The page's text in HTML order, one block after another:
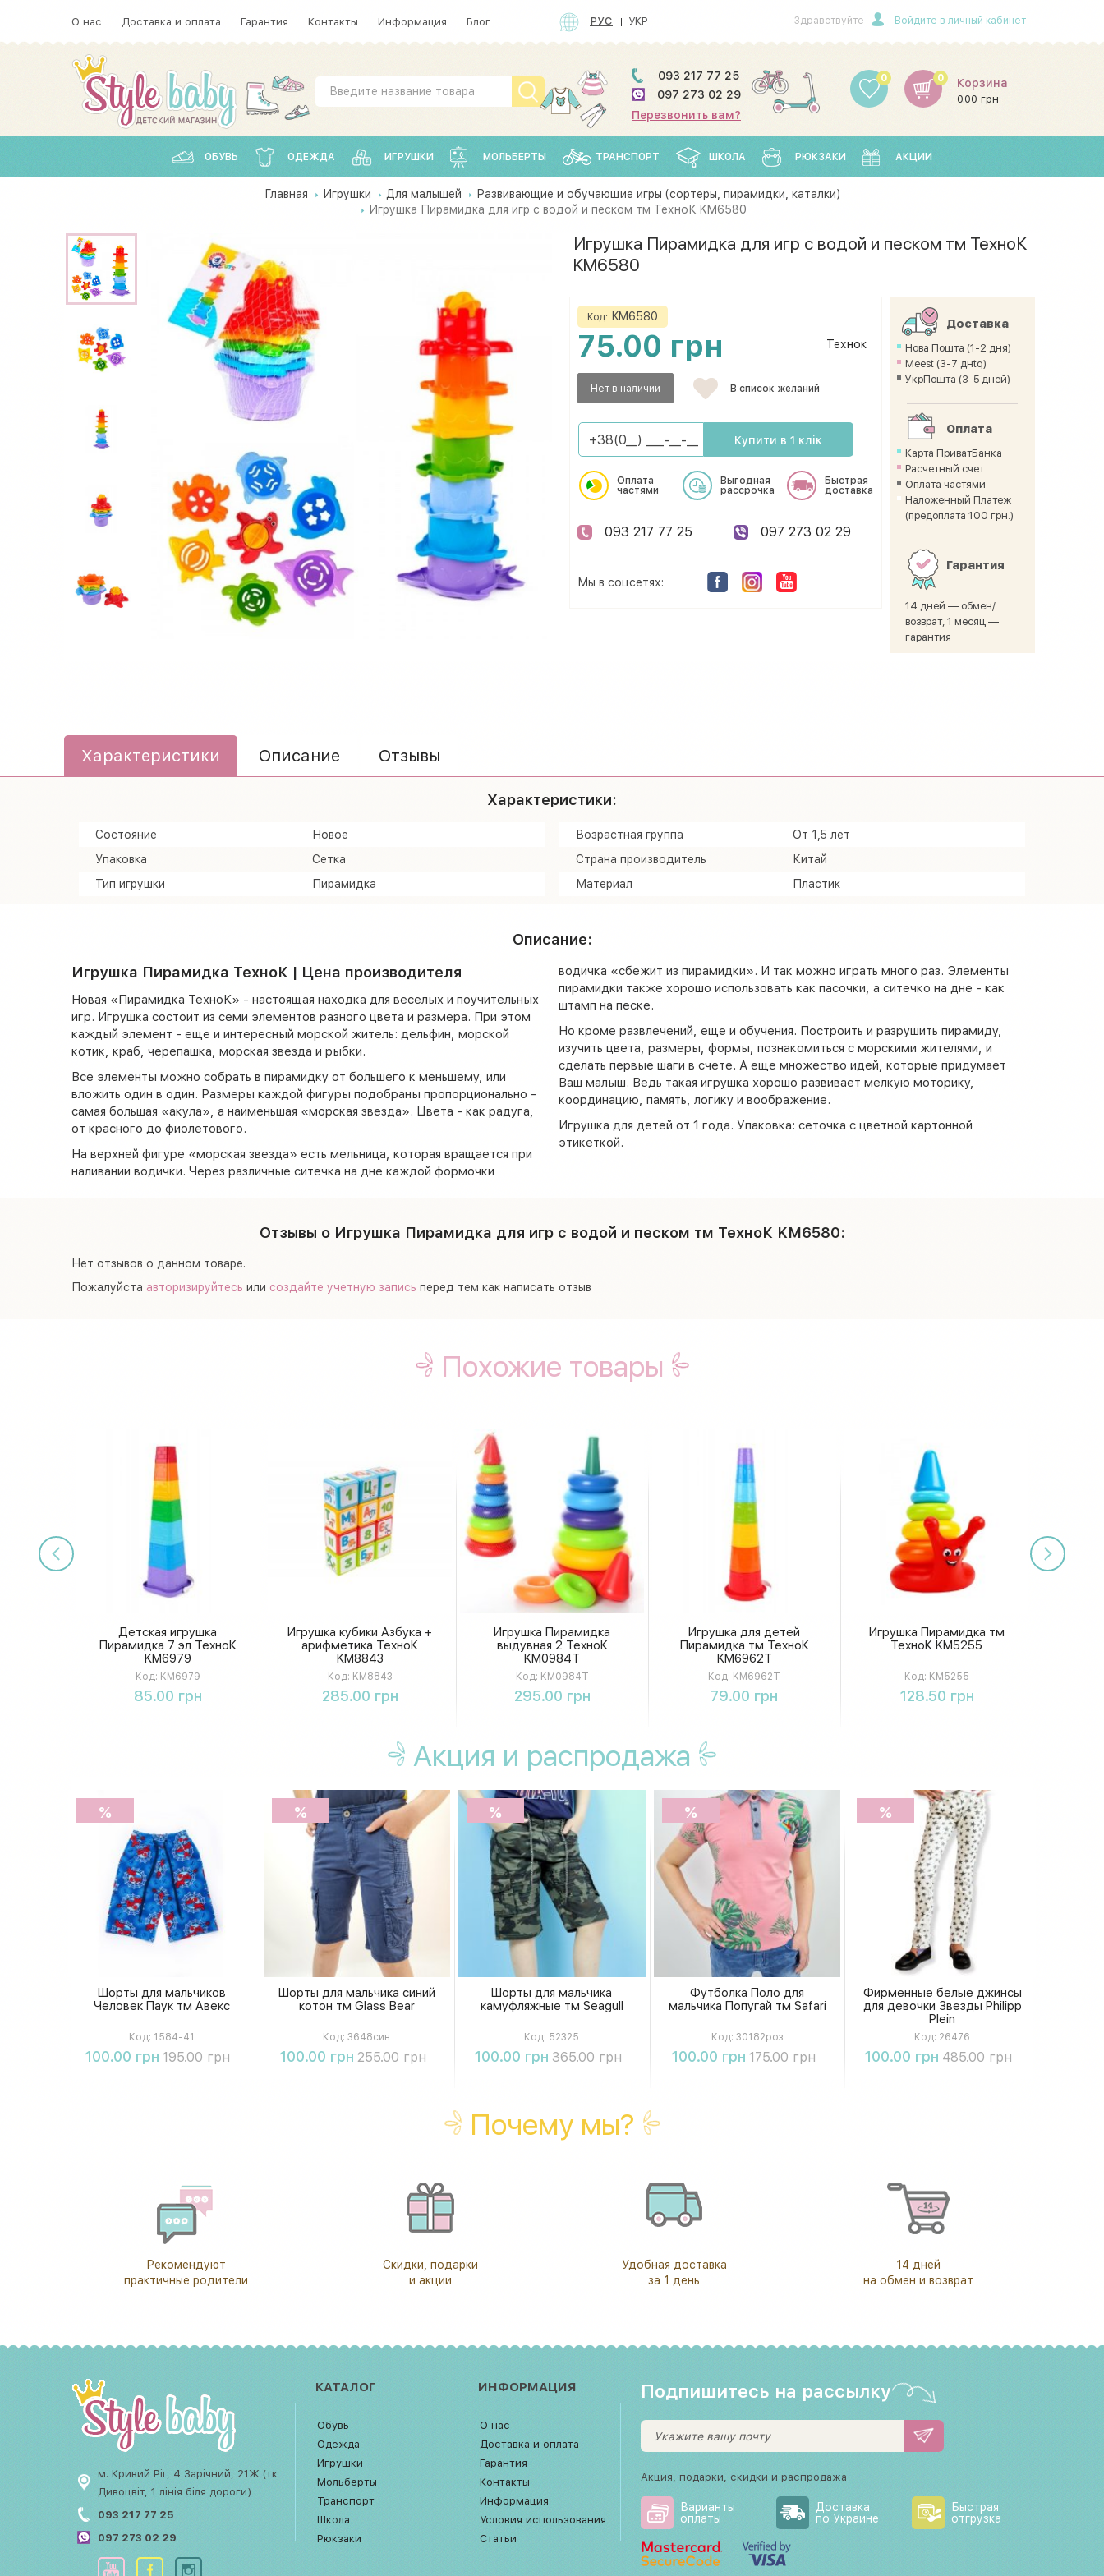
О нас Доставка и оплата Гарантия Контакты Информация Блог РУС УКР Здравствуйте Войдите в личный кабинет
093 217 77 25
097 273 02 29
Перезвонить вам?
0 Корзина
0.00 грн
0
ОБУВЬ ОДЕЖДА ИГРУШКИ МОЛЬБЕРТЫ ТРАНСПОРТ ШКОЛА РЮКЗАКИ АКЦИИ
Главная Игрушки Для малышей
Развивающие и обучающие игры (сортеры, пирамидки, каталки)
Игрушка Пирамидка для игр с водой и песком тм ТехноК KM6580
Игрушка Пирамидка для игр с водой и песком тм ТехноК
KM6580
Код: KM6580
75.00 грн Технок
Нет в наличии В список желаний
Купити в 1 клік
Оплата
частями
Выгодная
рассрочка
Быстрая
доставка
093 217 77 25 097 273 02 29
Мы в соцсетях:
Доставка
Нова Пошта (1-2 дня)
Meest (3-7 днtq)
УкрПошта (3-5 дней)
Оплата
Карта ПриватБанка
Расчетный счет
Оплата частями
Наложенный Платеж
(предоплата 100 грн.)
Гарантия
14 дней — обмен/
возврат, 1 месяц —
гарантия
Характеристики Описание Отзывы
Характеристики:
Состояние
Новое
Упаковка
Сетка
Тип игрушки
Пирамидка
Возрастная группа
От 1,5 лет
Страна производитель
Китай
Материал
Пластик
Описание:
Игрушка Пирамидка ТехноК | Цена производителя
Новая «Пирамидка ТехноК» - настоящая находка для веселых и поучительных
игр. Игрушка состоит из семи элементов разного цвета и размера. При этом
каждый элемент - еще и интересный морской житель: дельфин, морской
котик, краб, черепашка, морская звезда и рыбки.
Все элементы можно собрать в пирамидку от большего к меньшему, или
вложить один в один. Размеры каждой фигуры подобраны пропорционально -
самая большая «акула», а наименьшая «морская звезда». Цвета - как радуга,
от красного до фиолетового.
На верхней фигуре «морская звезда» есть мельница, которая вращается при
наливании водички. Через различные ситечка на дне каждой формочки
водичка «сбежит из пирамидки». И так можно играть много раз. Элементы
пирамидки также хорошо использовать как пасочки, а ситечко на дне - как
штамп на песке.
Но кроме развлечений, еще и обучения. Построить и разрушить пирамиду,
изучить цвета, размеры, формы, познакомиться с морскими жителями, и
сделать первые шаги в счете. А еще множество идей, которые придумает
Ваш малыш. Ведь такая игрушка хорошо развивает мелкую моторику,
координацию, память, логику и воображение.
Игрушка для детей от 1 года. Упаковка: сеточка с цветной картонной
этикеткой.
Отзывы о Игрушка Пирамидка для игр с водой и песком тм ТехноК KM6580:
Нет отзывов о данном товаре.
Пожалуйста авторизируйтесь или создайте учетную запись перед тем как написать отзыв
Похожие товары
Детская игрушка
Пирамидка 7 эл ТехноК
KM6979
Код: KM6979
85.00 грн
Купить
Игрушка кубики Азбука +
арифметика ТехноК
KM8843
Код: KM8843
285.00 грн
Купить
Игрушка Пирамидка
выдувная 2 ТехноК
KM0984T
Код: KM0984T
295.00 грн
Купить
Игрушка для детей
Пирамидка тм ТехноК
KM6962T
Код: KM6962T
79.00 грн
Купить
Игрушка Пирамидка тм
ТехноК KM5255
Код: KM5255
128.50 грн
Купить
Акция и распродажа
%
Шорты для мальчиков
Человек Паук тм Авекс
Код: 1584-41
100.00 грн 195.00 грн
Купить
%
Шорты для мальчика синий
котон тм Glass Bear
Код: 3648син
100.00 грн 255.00 грн
Купить
%
Шорты для мальчика
камуфляжные тм Seagull
Код: 52325
100.00 грн 365.00 грн
Купить
%
Футболка Поло для
мальчика Попугай тм Safari
Код: 30182роз
100.00 грн 175.00 грн
Купить
%
Фирменные белые джинсы
для девочки Звезды Philipp
Plein
Код: 26476
100.00 грн 485.00 грн
Купить
Почему мы?
Рекомендуют
практичные родители
Скидки, подарки
и акции
Удобная доставка
за 1 день
14 дней
на обмен и возврат
м. Кривий Ріг, 4 Зарічний, 21Ж (тк
Дивоцвіт, 1 лінія біля дороги)
093 217 77 25
097 273 02 29
КАТАЛОГ
Обувь
Одежда
Игрушки
Мольберты
Транспорт
Школа
Рюкзаки
ИНФОРМАЦИЯ
О нас
Доставка и оплата
Гарантия
Контакты
Информация
Условия использования
Статьи
Подпишитесь на рассылку
Акция, подарки, скидки и распродажа
Варианты
оплаты
Доставка
по Украине
Быстрая
отгрузка